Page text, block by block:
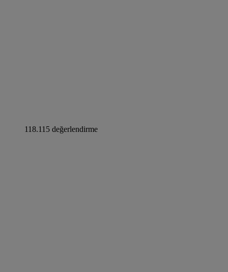
118.115 değerlendirme